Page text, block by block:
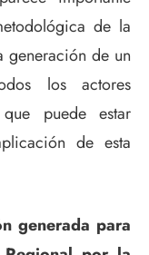
de la
generación de un
los actores
puede estar
de esta
generada para